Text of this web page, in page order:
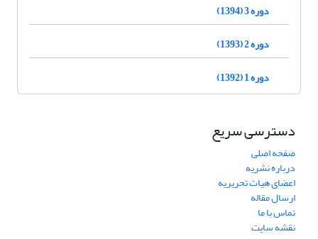
دوره 3 (1394)
دوره 2 (1393)
دوره 1 (1392)
دسترسی سریع
صفحه اصلی
درباره نشریه
اعضای هیات تحریریه
ارسال مقاله
تماس با ما
نقشه سایت